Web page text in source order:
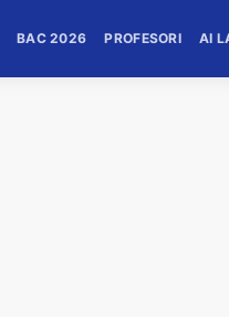
BAC 2026 PROFESORI AI